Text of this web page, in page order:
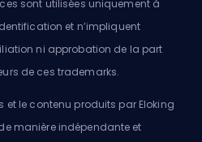
sont utilisées uniquement à
et n’impliquent
ni approbation de la part
de ces trademarks.
et le contenu produits par Eloking
manière indépendante et